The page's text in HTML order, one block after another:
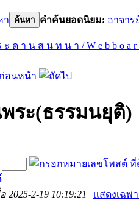
า ค้นหา คำค้นยอดนิยม: อาจาร
ะ ด า น ส น ท น า / W e b b o a r
ระ(ธรรมนยุติ)
2025-2-19 10:19:21 | แสดงเฉพ